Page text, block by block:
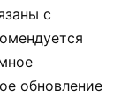
с
обновление